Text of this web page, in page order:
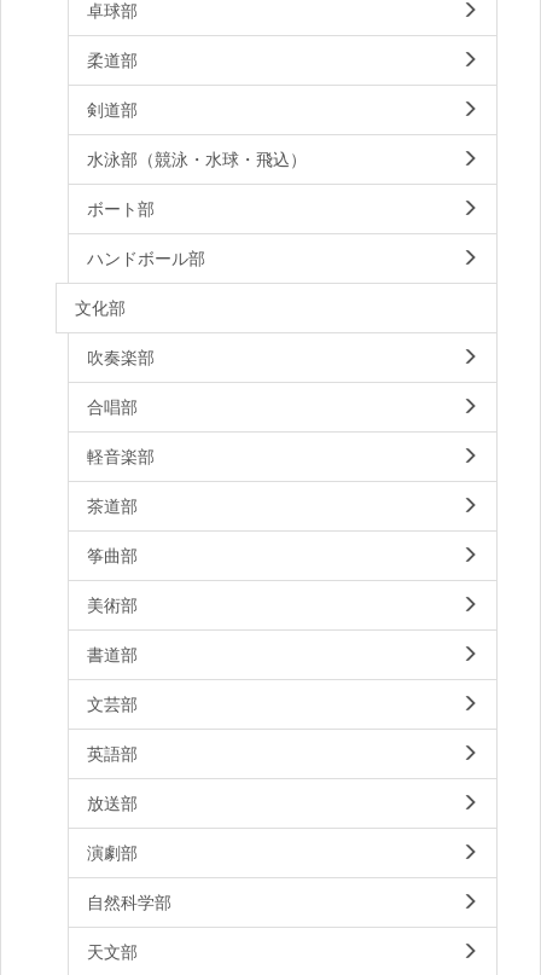
卓球部
柔道部
剣道部
水泳部（競泳・水球・飛込）
ボート部
ハンドボール部
文化部
吹奏楽部
合唱部
軽音楽部
茶道部
筝曲部
美術部
書道部
文芸部
英語部
放送部
演劇部
自然科学部
天文部